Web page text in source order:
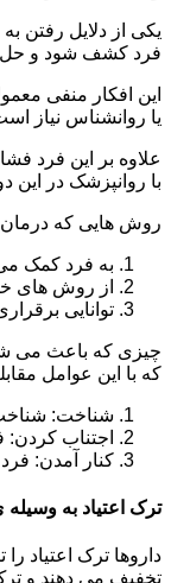
یکی از دلایل رفتن
فرد کشف شود و حل
این افکار منفی
یا روانشناس نیاز
علاوه بر این فرد
با روانپزشک در
روش هایی که درمان
به فرد کمک می
از روش های
توانایی
چیزی که باعث می
که با این عوامل
شناخت: شناخت
اجتناب کردن:
کنار آمدن: فرد
ترک اعتیاد به وسیله
داروها ترک اعتیاد
تخفیف می دهند و